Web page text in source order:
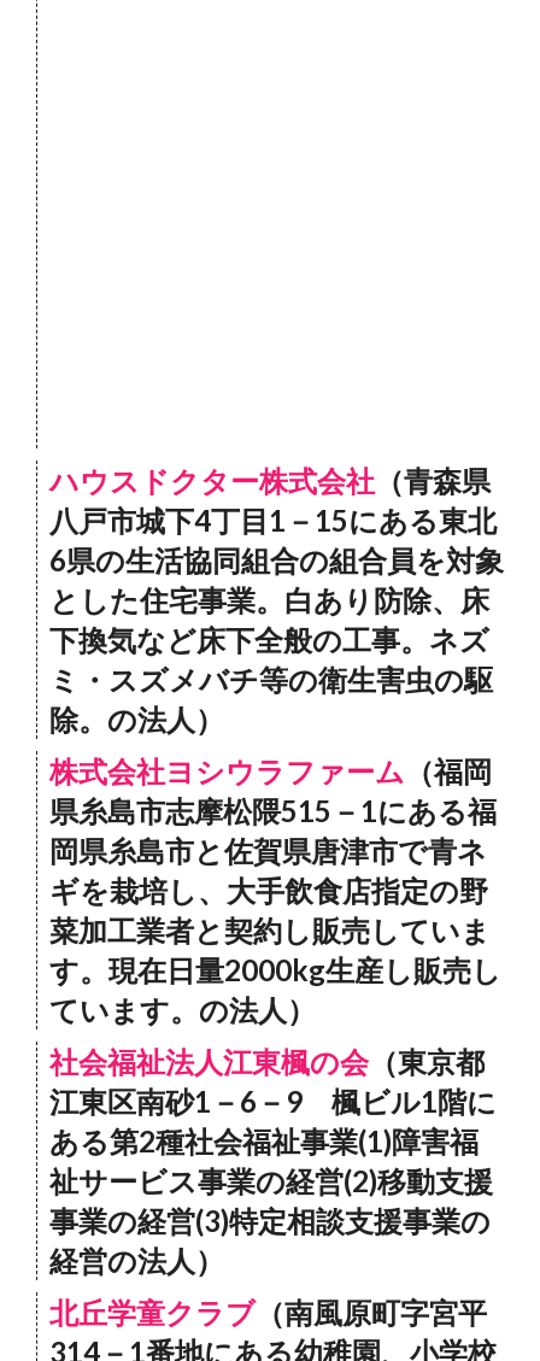
ハウスドクター株式会社 （青森県
八戸市城下4丁目1－15にある東北
6県の生活協同組合の組合員を対象
とした住宅事業。白あり防除、床
下換気など床下全般の工事。ネズ
ミ・スズメバチ等の衛生害虫の駆
除。の法人）
株式会社ヨシウラファーム （福岡
県糸島市志摩松隈515－1にある福
岡県糸島市と佐賀県唐津市で青ネ
ギを栽培し、大手飲食店指定の野
菜加工業者と契約し販売していま
す。現在日量2000kg生産し販売し
ています。の法人）
社会福祉法人江東楓の会（東京都
江東区南砂1－6－9 楓ビル1階に
ある第2種社会福祉事業(1)障害福
祉サービス事業の経営(2)移動支援
事業の経営(3)特定相談支援事業の
経営の法人）
北丘学童クラブ（南風原町字宮平
314－1番地にある幼稚園、小学校